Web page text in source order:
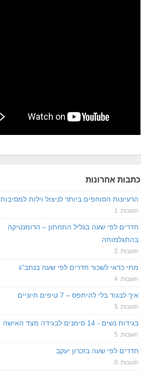
כתבות אחרונות
הרעיונות הסוחפים ביותר לניצול וילות למסיבות
תגובות: 1
חדרים לפי שעה בגליל התחתון – הרומנטיקה
בהתגלמותה
תגובות: 2
מתי כדאי לשכור חדרים לפי שעה בנתב"ג
תגובות: 4
איך לבגוד בלי להיתפס – 7 טיפים חיוניים
תגובות: 5
בגידות נשים - 14 סימנים לבגידה מצד האישה
תגובות: 5
חדרים לפי שעה בזכרון יעקב
תגובות: 0